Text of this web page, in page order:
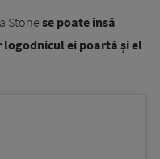
Stone se poate însă
logodnicul ei poartă și el